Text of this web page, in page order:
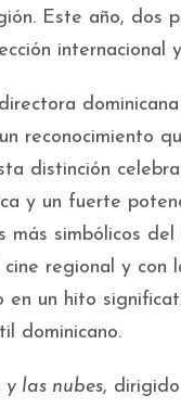
Este año, dos
reconocimiento
distinción
y un fuerte
más simbólicos
regional y
un hito
dominicano.
las nubes,